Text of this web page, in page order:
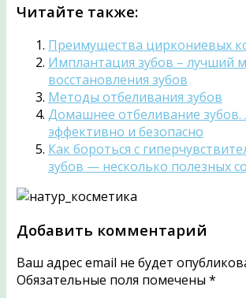
Читайте также:
Преимущества циркониевых
Имплантация зубов – лучший
восстановления зубов
Методы отбеливания зубов
Домашнее отбеливание зубов.
эффективно и безопасно
Как бороться с
зубов — несколько полезных
Добавить комментарий
Ваш адрес email не будет
Обязательные поля помечены *